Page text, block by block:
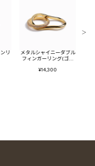
リ
メタルシャイニーダブル
フィンガーリング(ゴー
¥14,300
＞